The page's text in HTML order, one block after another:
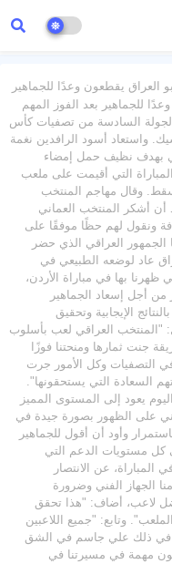
العراق يقطعون وعدًا للجماهير
للجماهير بعد الفوز المهم
السادسة من تصفيات كأس
واستعاد أسود الرافدين نغمة
بهدف نظيف حمل إمضاء
الدقيقة (36) من عمر المباراة التي أقيمت على ملعب
وقال مهاجم المنتخب
أشكر المنتخب العماني
ونقول لهم حظًا موفقًا على
الجمهور العراقي الذي حضر
عاد لوضعه الطبيعي في
ظهرنا بها في مباراة الأردن،
أجل إسعاد الجماهير
الإيجابية وتحقيق
"المنتخب العراقي لعب بأسلوب
جنت ثمارها ومنحتنا فوزًا
التصفيات وكل الأمور جرت
السعادة التي يستحقونها".
يعود إلى المستوى المميز
على الظهور بصورة جيدة في
وأود أن أقول للجماهير
كل مستويات الدعم التي
عن الانتصار
الجهاز الفني وضرورة
لاعب، أضاف: "هذا تحقق
وتابع: "جميع اللاعبين
في ذلك علي جاسم في الشق
مهمة في مسيرتنا في